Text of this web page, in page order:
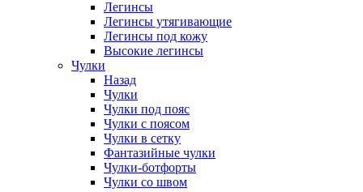
Легинсы
Легинсы утягивающие
Легинсы под кожу
Высокие легинсы
Чулки
Назад
Чулки
Чулки под пояс
Чулки с поясом
Чулки в сетку
Фантазийные чулки
Чулки-ботфорты
Чулки со швом